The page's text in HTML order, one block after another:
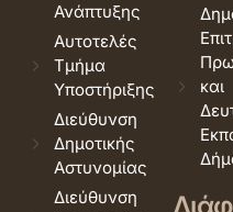
Ανάπτυξης
Αυτοτελές
Τμήμα
Υποστήριξης
Διεύθυνση
Δημοτικής
Αστυνομίας
Διεύθυνση
και